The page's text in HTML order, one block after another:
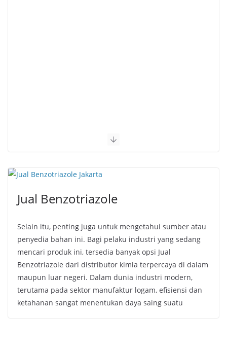
Jual Benzotriazole
Selain itu, penting juga untuk mengetahui sumber atau
penyedia bahan ini. Bagi pelaku industri yang sedang
mencari produk ini, tersedia banyak opsi Jual
Benzotriazole dari distributor kimia terpercaya di dalam
maupun luar negeri. Dalam dunia industri modern,
terutama pada sektor manufaktur logam, efisiensi dan
ketahanan sangat menentukan daya saing suatu